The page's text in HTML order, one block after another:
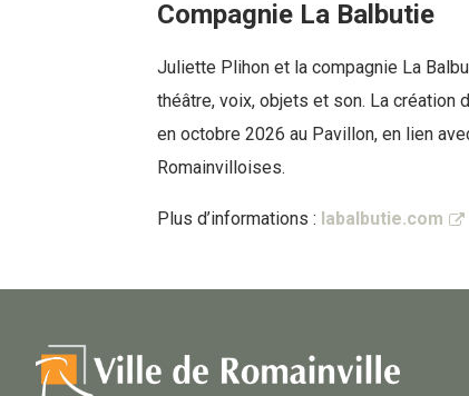
Compagnie La Balbutie
Juliette Plihon et la compagnie La
théâtre, voix, objets et son. La création
en octobre 2026 au Pavillon, en lien
Romainvilloises.
Plus d’informations : labalbutie.com